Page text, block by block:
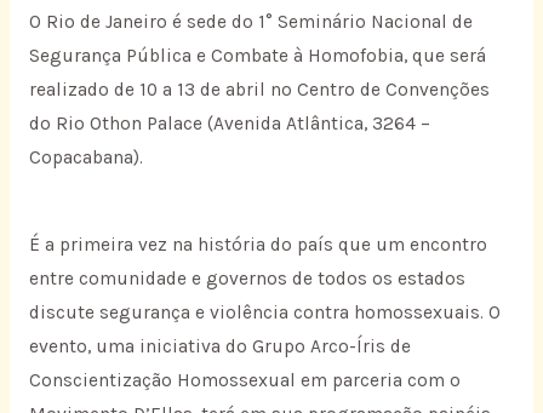
O Rio de Janeiro é sede do 1° Seminário Nacional de
Segurança Pública e Combate à Homofobia, que será
realizado de 10 a 13 de abril no Centro de Convenções
do Rio Othon Palace (Avenida Atlântica, 3264 –
Copacabana).
É a primeira vez na história do país que um encontro
entre comunidade e governos de todos os estados
discute segurança e violência contra homossexuais. O
evento, uma iniciativa do Grupo Arco-Íris de
Conscientização Homossexual em parceria com o